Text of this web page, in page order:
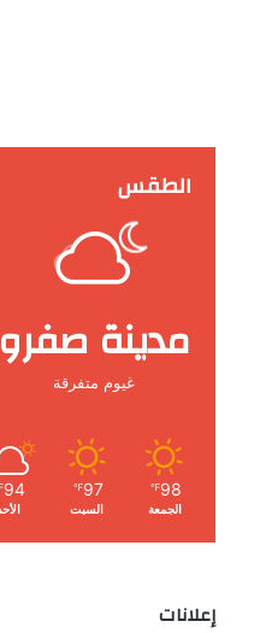
الطقس
مدينة صفرو
غيوم متفرقة
98
℉
الجمعة
97
℉
السبت
94
إعلانات